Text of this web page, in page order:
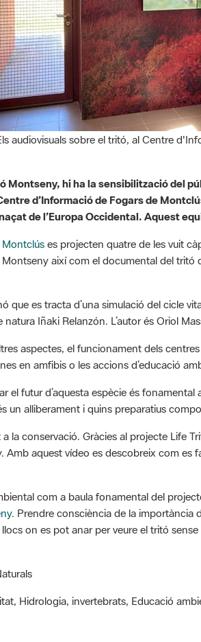
audiovisuals sobre el tritó, al Centre
Montseny, hi ha la sensibilització del
d’Informació de Fogars de
de l’Europa Occidental. Aquest
Montclús es projecten quatre de les vuit
així com el documental del
que es tracta d’una simulació del cicle
Iñaki Relanzón. L’autor és Oriol
aspectes, el funcionament dels
en amfibis o les accions d’educació
el futur d’aquesta espècie és
un alliberament i quins preparatius
la conservació. Gràcies al projecte Life
Amb aquest vídeo es descobreix com
com a baula fonamental del
. Prendre consciència de la importància
on es pot anar per veure el tritó
Hidrologia, invertebrats, Educació